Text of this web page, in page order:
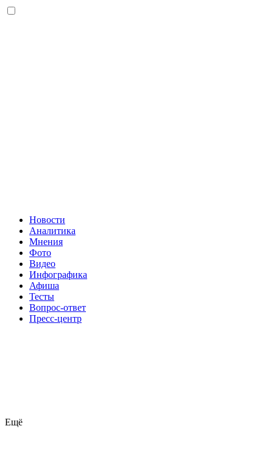
Новости
Аналитика
Мнения
Фото
Видео
Инфографика
Афиша
Тесты
Вопрос-ответ
Пресс-центр
Ещё